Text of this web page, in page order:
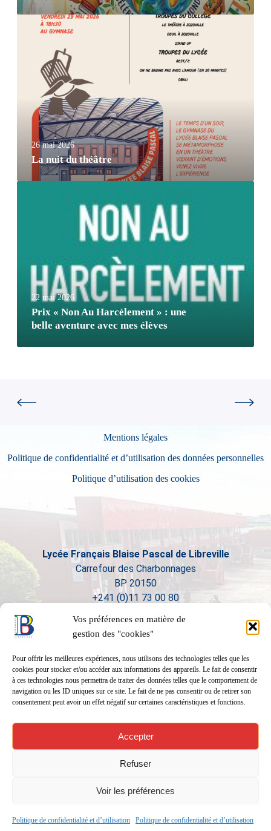
Vos préférences en matière de
gestion des "cookies"
Pour offrir les meilleures expériences, nous utilisons des technologies telles que les
cookies pour stocker et/ou accéder aux informations des appareils. Le fait de consentir
à ces technologies nous permettra de traiter des données telles que le comportement de
navigation ou les ID uniques sur ce site. Le fait de ne pas consentir ou de retirer son
consentement peut avoir un effet négatif sur certaines caractéristiques et fonctions.
Accepter
Refuser
Voir les préférences
Politique de confidentialité et d’utilisation Politique de confidentialité et d’utilisation
26 mai 2026
La nuit du théâtre
22 mai 2026
Prix « Non Au Harcèlement » : une
belle aventure avec mes élèves
Mentions légales
Politique de confidentialité et d’utilisation des données personnelles
Politique d’utilisation des cookies
Lycée Français Blaise Pascal de Libreville
Carrefour des Charbonnages
BP 20150
+241 (0)11 73 00 80